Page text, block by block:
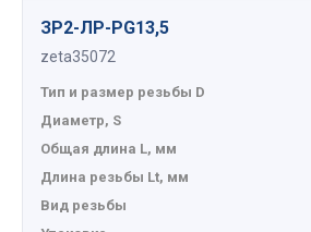
ЗР2-ЛР-PG13,5
zeta35072
Тип и размер резьбы D
Диаметр, S
Общая длина L, мм
Длина резьбы Lt, мм
Вид резьбы